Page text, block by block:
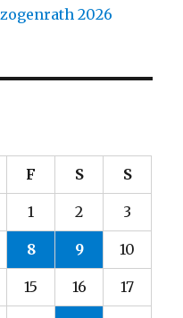
2026
F S S
1 2 3
8 9 10
15 16 17